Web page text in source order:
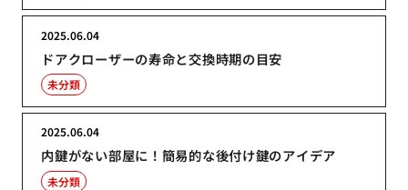
ドアクローザーの寿命と交換時期の目安
2025.06.04
未分類
内鍵がない部屋に！簡易的な後付け鍵のアイデア
2025.06.04
未分類